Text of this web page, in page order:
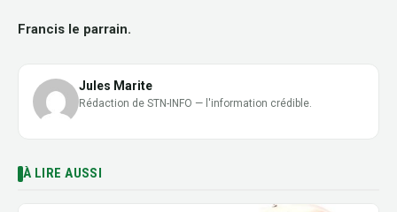
Francis le parrain.
Jules Marite
Rédaction de STN-INFO — l'information crédible.
À LIRE AUSSI